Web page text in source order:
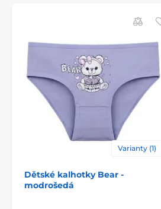
Varianty (1)
Dětské kalhotky Bear -
modrošedá